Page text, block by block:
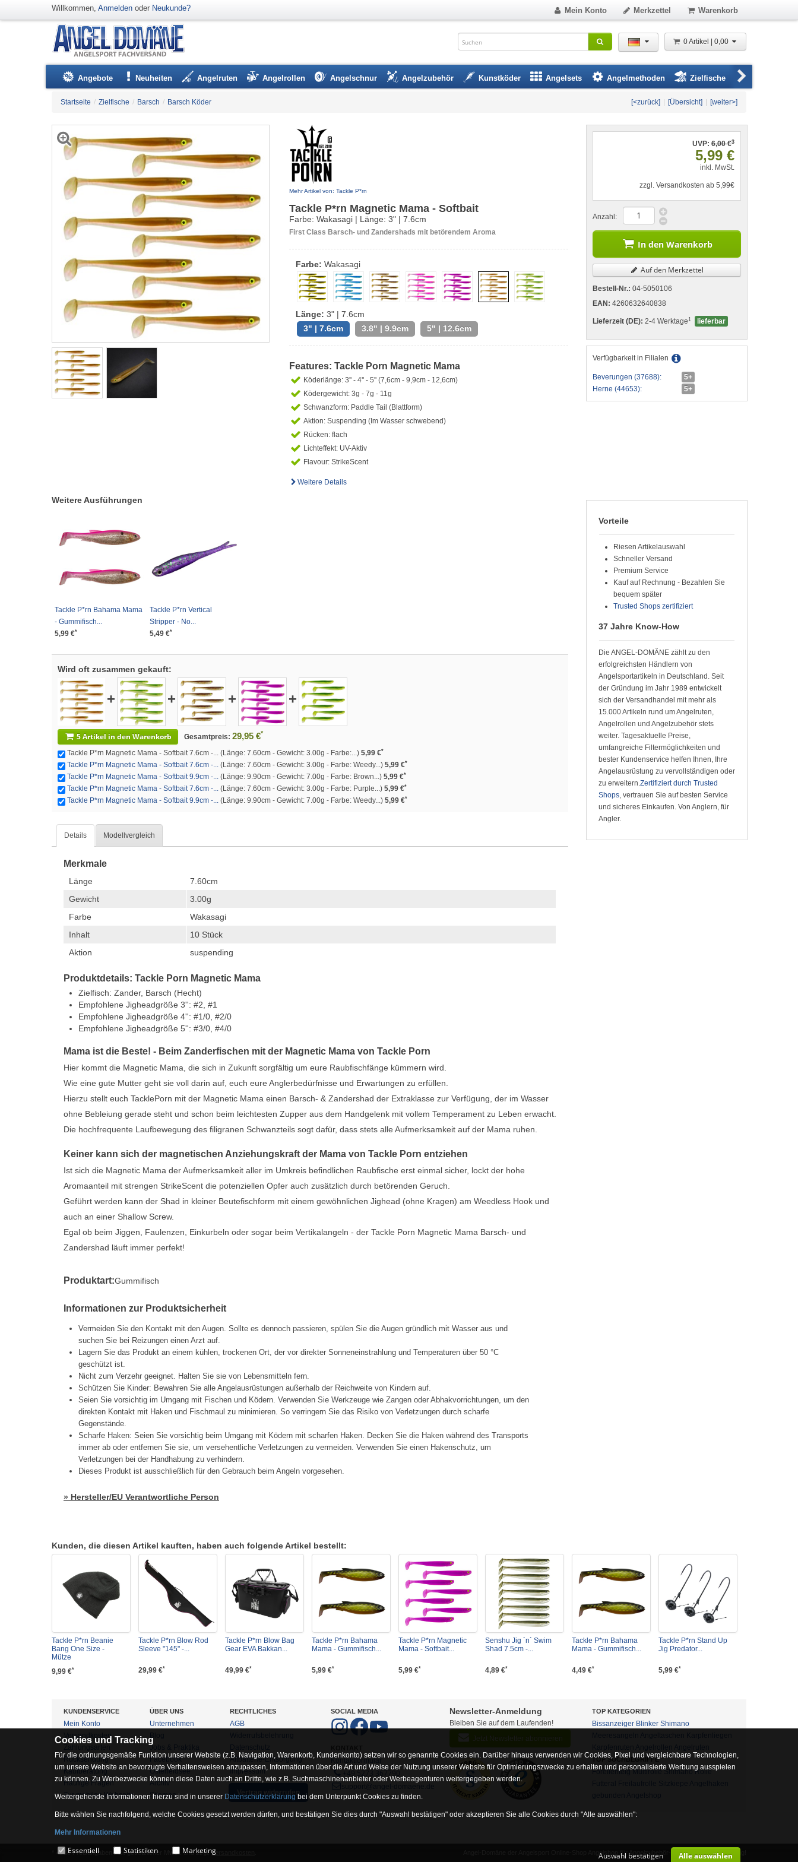
Willkommen, Anmelden oder Neukunde? Mein Konto Merkzettel Warenkorb
0 Artikel | 0,00
Angebote Neuheiten Angelruten Angelrollen Angelschnur Angelzubehör Kunstköder Angelsets Angelmethoden Zielfische
Startseite / Zielfische / Barsch / Barsch Köder [<zurück] [Übersicht] [weiter>]
Mehr Artikel von: Tackle P*rn
Tackle P*rn Magnetic Mama - Softbait
Farbe: Wakasagi | Länge: 3" | 7.6cm
First Class Barsch- und Zandershads mit betörendem Aroma
Farbe: Wakasagi
Länge: 3" | 7.6cm
3" | 7.6cm 3.8" | 9.9cm 5" | 12.6cm
Features: Tackle Porn Magnetic Mama
Köderlänge: 3'' - 4'' - 5'' (7,6cm - 9,9cm - 12,6cm)
Ködergewicht: 3g - 7g - 11g
Schwanzform: Paddle Tail (Blattform)
Aktion: Suspending (Im Wasser schwebend)
Rücken: flach
Lichteffekt: UV-Aktiv
Flavour: StrikeScent
Weitere Details
UVP: 6,00 €3
5,99 €
inkl. MwSt.
zzgl. Versandkosten ab 5,99€
Anzahl:
In den Warenkorb
Auf den Merkzettel
Bestell-Nr.: 04-5050106
EAN: 4260632640838
Lieferzeit (DE): 2-4 Werktage 1 lieferbar
Verfügbarkeit in Filialen
Beverungen (37688):
5+
Herne (44653):
5+
Weitere Ausführungen
Tackle P*rn Bahama Mama
- Gummifisch...
5,99 €*
Tackle P*rn Vertical
Stripper - No...
5,49 €*
Wird oft zusammen gekauft:
+ + + +
5 Artikel in den Warenkorb Gesamtpreis: 29,95 €*
Tackle P*rn Magnetic Mama - Softbait 7.6cm -... (Länge: 7.60cm - Gewicht: 3.00g - Farbe:...) 5,99 €*
Tackle P*rn Magnetic Mama - Softbait 7.6cm -... (Länge: 7.60cm - Gewicht: 3.00g - Farbe: Weedy...) 5,99 €*
Tackle P*rn Magnetic Mama - Softbait 9.9cm -... (Länge: 9.90cm - Gewicht: 7.00g - Farbe: Brown...) 5,99 €*
Tackle P*rn Magnetic Mama - Softbait 7.6cm -... (Länge: 7.60cm - Gewicht: 3.00g - Farbe: Purple...) 5,99 €*
Tackle P*rn Magnetic Mama - Softbait 9.9cm -... (Länge: 9.90cm - Gewicht: 7.00g - Farbe: Weedy...) 5,99 €*
Details Modellvergleich
Merkmale
Länge
7.60cm
Gewicht
3.00g
Farbe
Wakasagi
Inhalt
10 Stück
Aktion
suspending
Produktdetails: Tackle Porn Magnetic Mama
Zielfisch: Zander, Barsch (Hecht)
Empfohlene Jigheadgröße 3'': #2, #1
Empfohlene Jigheadgröße 4'': #1/0, #2/0
Empfohlene Jigheadgröße 5'': #3/0, #4/0
Mama ist die Beste! - Beim Zanderfischen mit der Magnetic Mama von Tackle Porn
Hier kommt die Magnetic Mama, die sich in Zukunft sorgfältig um eure Raubfischfänge kümmern wird.
Wie eine gute Mutter geht sie voll darin auf, euch eure Anglerbedürfnisse und Erwartungen zu erfüllen.
Hierzu stellt euch TacklePorn mit der Magnetic Mama einen Barsch- & Zandershad der Extraklasse zur Verfügung, der im Wasser
ohne Bebleiung gerade steht und schon beim leichtesten Zupper aus dem Handgelenk mit vollem Temperament zu Leben erwacht.
Die hochfrequente Laufbewegung des filigranen Schwanzteils sogt dafür, dass stets alle Aufmerksamkeit auf der Mama ruhen.
Keiner kann sich der magnetischen Anziehungskraft der Mama von Tackle Porn entziehen
Ist sich die Magnetic Mama der Aufmerksamkeit aller im Umkreis befindlichen Raubfische erst einmal sicher, lockt der hohe
Aromaanteil mit strengen StrikeScent die potenziellen Opfer auch zusätzlich durch betörenden Geruch.
Geführt werden kann der Shad in kleiner Beutefischform mit einem gewöhnlichen Jighead (ohne Kragen) am Weedless Hook und
auch an einer Shallow Screw.
Egal ob beim Jiggen, Faulenzen, Einkurbeln oder sogar beim Vertikalangeln - der Tackle Porn Magnetic Mama Barsch- und
Zandershad läuft immer perfekt!
Produktart:Gummifisch
Informationen zur Produktsicherheit
Vermeiden Sie den Kontakt mit den Augen. Sollte es dennoch passieren, spülen Sie die Augen gründlich mit Wasser aus und
suchen Sie bei Reizungen einen Arzt auf.
Lagern Sie das Produkt an einem kühlen, trockenen Ort, der vor direkter Sonneneinstrahlung und Temperaturen über 50 °C
geschützt ist.
Nicht zum Verzehr geeignet. Halten Sie sie von Lebensmitteln fern.
Schützen Sie Kinder: Bewahren Sie alle Angelausrüstungen außerhalb der Reichweite von Kindern auf.
Seien Sie vorsichtig im Umgang mit Fischen und Ködern. Verwenden Sie Werkzeuge wie Zangen oder Abhakvorrichtungen, um den
direkten Kontakt mit Haken und Fischmaul zu minimieren. So verringern Sie das Risiko von Verletzungen durch scharfe
Gegenstände.
Scharfe Haken: Seien Sie vorsichtig beim Umgang mit Ködern mit scharfen Haken. Decken Sie die Haken während des Transports
immer ab oder entfernen Sie sie, um versehentliche Verletzungen zu vermeiden. Verwenden Sie einen Hakenschutz, um
Verletzungen bei der Handhabung zu verhindern.
Dieses Produkt ist ausschließlich für den Gebrauch beim Angeln vorgesehen.
» Hersteller/EU Verantwortliche Person
Vorteile
Riesen Artikelauswahl
Schneller Versand
Premium Service
Kauf auf Rechnung - Bezahlen Sie
bequem später
Trusted Shops zertifiziert
37 Jahre Know-How
Die ANGEL-DOMÄNE zählt zu den
erfolgreichsten Händlern von
Angelsportartikeln in Deutschland. Seit
der Gründung im Jahr 1989 entwickelt
sich der Versandhandel mit mehr als
15.000 Artikeln rund um Angelruten,
Angelrollen und Angelzubehör stets
weiter. Tagesaktuelle Preise,
umfangreiche Filtermöglichkeiten und
bester Kundenservice helfen Ihnen, Ihre
Angelausrüstung zu vervollständigen oder
zu erweitern.Zertifiziert durch Trusted
Shops, vertrauen Sie auf besten Service
und sicheres Einkaufen. Von Anglern, für
Angler.
Kunden, die diesen Artikel kauften, haben auch folgende Artikel bestellt:
Tackle P*rn Beanie
Bang One Size -
Mütze
9,99 €*
Tackle P*rn Blow Rod
Sleeve "145" -...
29,99 €*
Tackle P*rn Blow Bag
Gear EVA Bakkan...
49,99 €*
Tackle P*rn Bahama
Mama - Gummifisch...
5,99 €*
Tackle P*rn Magnetic
Mama - Softbait...
5,99 €*
Senshu Jig ´n´ Swim
Shad 7.5cm -...
4,89 €*
Tackle P*rn Bahama
Mama - Gummifisch...
4,49 €*
Tackle P*rn Stand Up
Jig Predator...
5,99 €*
KUNDENSERVICE
Mein Konto
Versandkosten
Rücksendung
Kaufberatung
Häufige Fragen
Zur mobilen Webseite
ÜBER UNS
Unternehmen
Jobs & Praktika
Facebook
Osterfeldsee
Archiv
Sitemap
RECHTLICHES
AGB
Altbatterie-Entsorgung
Impressum
Vertrag widerrufen
SOCIAL MEDIA
Kontaktformular
Newsletter-Anmeldung
Bleiben Sie auf dem Laufenden!
Jetzt Newsletter abonnieren
TOP KATEGORIEN
Bissanzeiger Blinker Shimano
TOP SUCHBEGRIFFE
Forellenteig Multirolle Shimano Rolle
* = Alle Preisangaben inkl. gesetzlicher MwSt. und zzgl.Versandkosten
Angel-Domäne der Angelsport Online-Shop Angelshop für Angelzubehör- und Outdoor-Ausrüstung!
Cookies und Tracking
Für die ordnungsgemäße Funktion unserer Website (z.B. Navigation, Warenkorb, Kundenkonto) setzen wir so genannte Cookies ein. Darüber hinaus verwenden wir Cookies, Pixel und vergleichbare Technologien,
um unsere Website an bevorzugte Verhaltensweisen anzupassen, Informationen über die Art und Weise der Nutzung unserer Website für Optimierungszwecke zu erhalten und personalisierte Werbung ausspielen
zu können. Zu Werbezwecke können diese Daten auch an Dritte, wie z.B. Suchmaschinenanbieter oder Werbeagenturen weitergegeben werden.
Weitergehende Informationen hierzu sind in unserer Datenschutzerklärung bei dem Unterpunkt Cookies zu finden.
Bitte wählen Sie nachfolgend, welche Cookies gesetzt werden dürfen, und bestätigen Sie dies durch "Auswahl bestätigen" oder akzeptieren Sie alle Cookies durch "Alle auswählen":
Mehr Informationen
Essentiell
Essentiell Statistiken Marketing
Auswahl bestätigen Alle auswählen